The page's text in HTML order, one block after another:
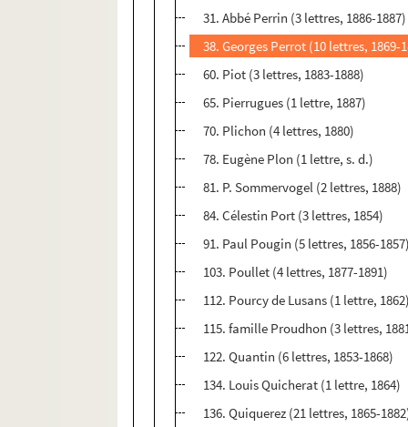
31. Abbé Perrin (3 lettres, 1886-1887)
38. Georges Perrot (10 lettres, 1869-
60. Piot (3 lettres, 1883-1888)
65. Pierrugues (1 lettre, 1887)
70. Plichon (4 lettres, 1880)
78. Eugène Plon (1 lettre, s. d.)
81. P. Sommervogel (2 lettres, 1888)
84. Célestin Port (3 lettres, 1854)
91. Paul Pougin (5 lettres, 1856-
103. Poullet (4 lettres, 1877-1891)
112. Pourcy de Lusans (1 lettre,
115. famille Proudhon (3 lettres,
122. Quantin (6 lettres, 1853-1868)
134. Louis Quicherat (1 lettre, 1864)
136. Quiquerez (21 lettres, 1865-